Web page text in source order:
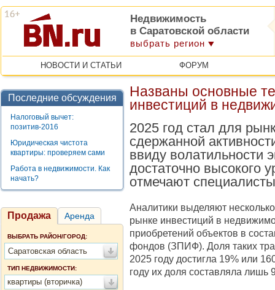
Недвижимость
в Саратовской области
выбрать регион
НОВОСТИ И СТАТЬИ ФОРУМ
Последние обсуждения
Налоговый вычет:
позитив-2016
Юридическая чистота
квартиры: проверяем сами
Работа в недвижимости. Как
начать?
Продажа Аренда
ВЫБРАТЬ РАЙОН/ГОРОД:
Саратовская область
ТИП НЕДВИЖИМОСТИ:
квартиры (вторичка)
Названы основные
инвестиций в
2025 год стал для
сдержанной
ввиду волатильности
достаточно высокого
отмечают
Аналитики выделяют
рынке инвестиций в
приобретений объектов в
фондов (ЗПИФ). Доля таких
2025 году достигла 19% или
году их доля составляла лишь